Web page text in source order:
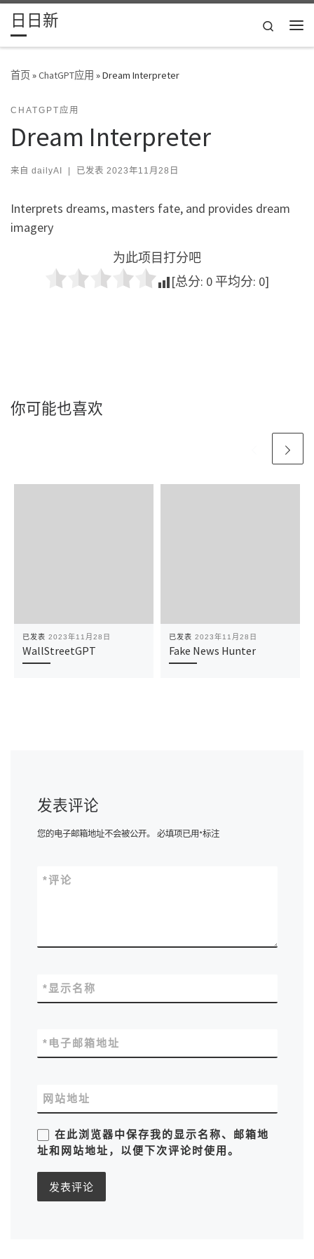
Skip to content
日日新
Search
首页»ChatGPT应用 »Dream Interpreter
CHATGPT应用
Dream Interpreter
来自 dailyAI | 已发表 2023年11月28日
Interprets dreams, masters fate, and provides dream
imagery
为此项目打分吧
[总分: 0 平均分: 0]
你可能也喜欢
已发表 2023年11月28日
WallStreetGPT
已发表 2023年11月28日
Fake News Hunter
发表评论
您的电子邮箱地址不会被公开。 必填项已用*标注
评论
*
显示名称
*
电子邮箱地址
*
网站地址
在此浏览器中保存我的显示名称、邮箱地
址和网站地址，以便下次评论时使用。